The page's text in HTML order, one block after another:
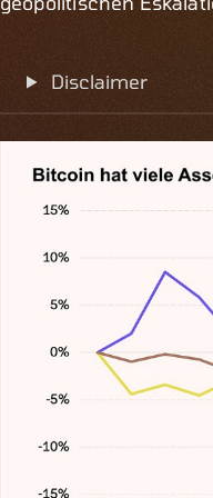
Disclaimer